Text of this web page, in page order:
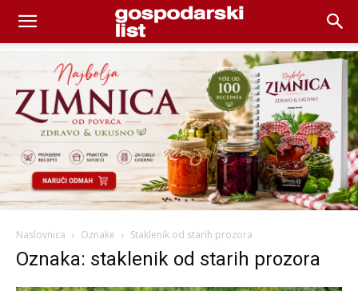
Naslovnica Oznake Staklenik od starih prozora
Oznaka: staklenik od starih prozora